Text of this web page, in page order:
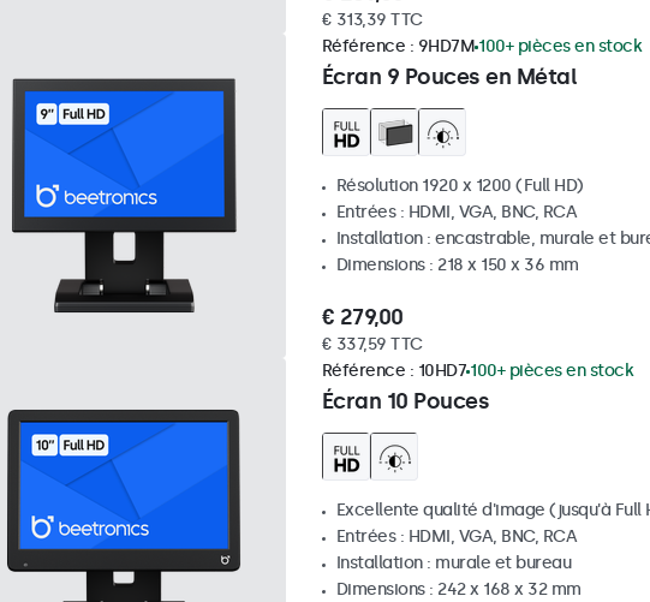
€ 313,39 TTC
Écran 9 Pouces en Métal
Référence : 9HD7M 100+ pièces en stock
Résolution 1920 x 1200 (Full HD)
Entrées : HDMI, VGA, BNC, RCA
Installation : encastrable, murale et
Dimensions : 218 x 150 x 36 mm
€ 279,00
€ 337,59 TTC
Écran 10 Pouces
Référence : 10HD7 100+ pièces en stock
Excellente qualité d'image (jusqu'à Full
Entrées : HDMI, VGA, BNC, RCA
Installation : murale et bureau
Dimensions : 242 x 168 x 32 mm